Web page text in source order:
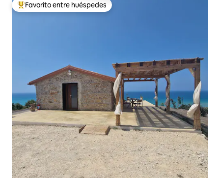
Favorito entre huéspedes preferido
Favorito entre huéspedes